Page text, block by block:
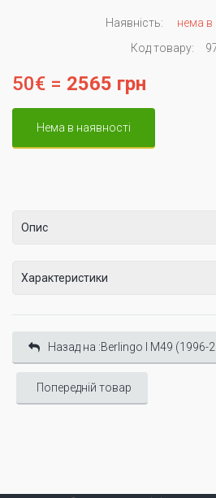
Наявність:
нема в
Код товару:
50€ = 2565 грн
Нема в наявності
Опис
Характеристики
Назад на :Berlingo I М49 (1996-
Попередній товар